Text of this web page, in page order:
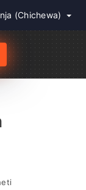
(Chichewa)